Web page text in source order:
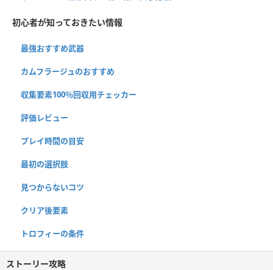
初心者が知っておきたい情報
最強おすすめ武器
カムフラージュのおすすめ
収集要素100％回収用チェッカー
評価レビュー
プレイ時間の目安
最初の選択肢
見つからないコツ
クリア後要素
トロフィーの条件
ストーリー攻略